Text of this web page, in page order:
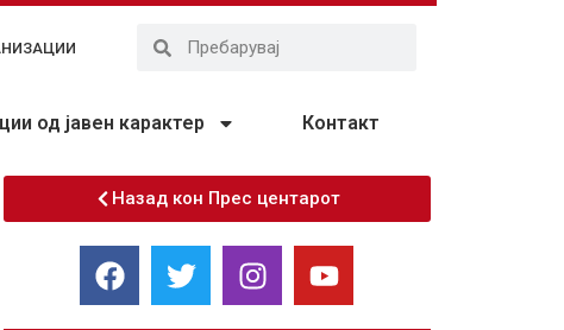
од јавен карактер Контакт
Назад кон Прес центарот